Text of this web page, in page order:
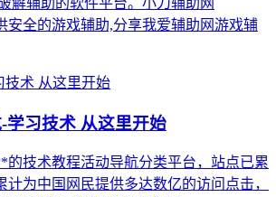
安全的游戏辅助,分享我爱辅助网游戏辅
学习技术 从这里开始
技术教程活动导航分类平台，站点已累
计为中国网民提供多达数亿的访问点击，